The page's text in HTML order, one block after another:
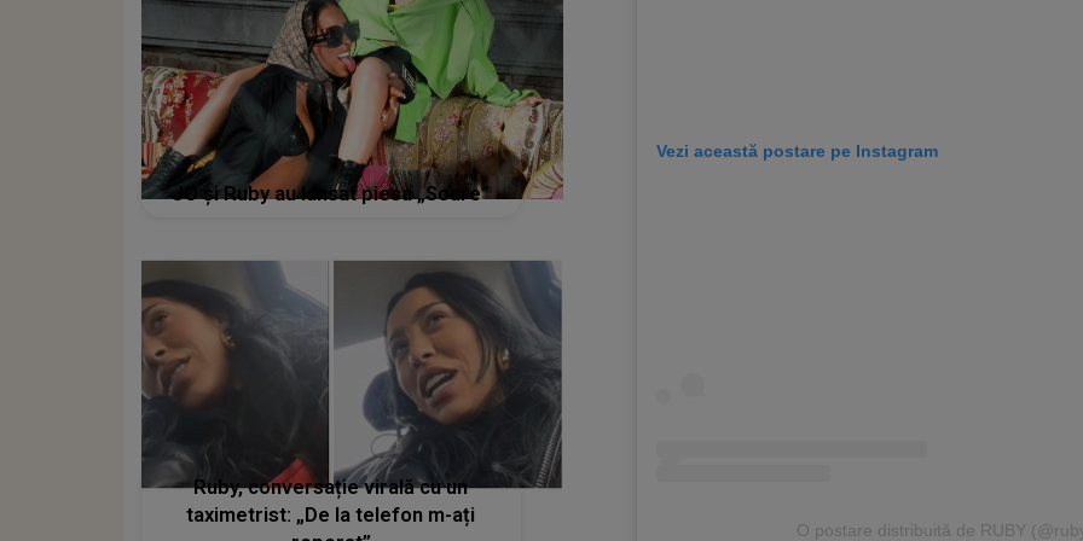
Vezi această postare pe Instagram
O postare distribuită de RUBY
JO și Ruby au lansat piesa „Soare”
Ruby, conversație virală cu un
taximetrist: „De la telefon m-ați